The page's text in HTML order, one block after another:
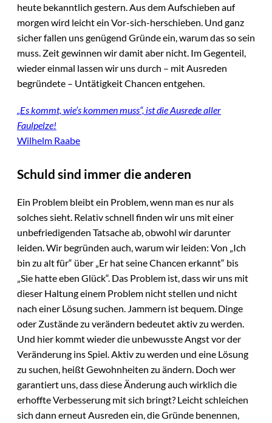
heute bekanntlich gestern. Aus dem Aufschieben auf
morgen wird leicht ein Vor-sich-herschieben. Und ganz
sicher fallen uns genügend Gründe ein, warum das so sein
muss. Zeit gewinnen wir damit aber nicht. Im Gegenteil,
wieder einmal lassen wir uns durch – mit Ausreden
begründete – Untätigkeit Chancen entgehen.
„Es kommt, wie’s kommen muss“, ist die Ausrede aller
Faulpelze!
Wilhelm Raabe
Schuld sind immer die anderen
Ein Problem bleibt ein Problem, wenn man es nur als
solches sieht. Relativ schnell finden wir uns mit einer
unbefriedigenden Tatsache ab, obwohl wir darunter
leiden. Wir begründen auch, warum wir leiden: Von „Ich
bin zu alt für“ über „Er hat seine Chancen erkannt“ bis
„Sie hatte eben Glück“. Das Problem ist, dass wir uns mit
dieser Haltung einem Problem nicht stellen und nicht
nach einer Lösung suchen. Jammern ist bequem. Dinge
oder Zustände zu verändern bedeutet aktiv zu werden.
Und hier kommt wieder die unbewusste Angst vor der
Veränderung ins Spiel. Aktiv zu werden und eine Lösung
zu suchen, heißt Gewohnheiten zu ändern. Doch wer
garantiert uns, dass diese Änderung auch wirklich die
erhoffte Verbesserung mit sich bringt? Leicht schleichen
sich dann erneut Ausreden ein, die Gründe benennen,